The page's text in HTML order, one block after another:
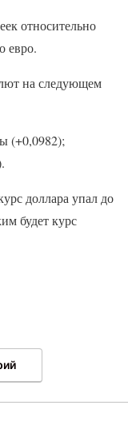
относительно
евро.
на следующем
(+0,0982);
доллара упал до
будет курс